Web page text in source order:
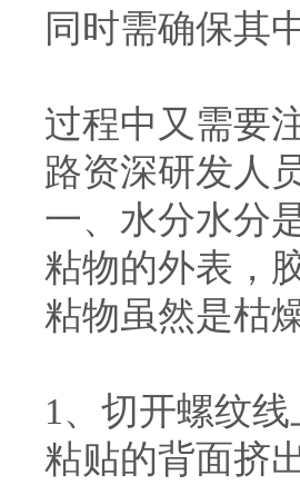
同时需确保其
过程中又需要
路资深研发人
一、水分水分
粘物的外表，
粘物虽然是枯
1、切开螺纹
粘贴的背面挤